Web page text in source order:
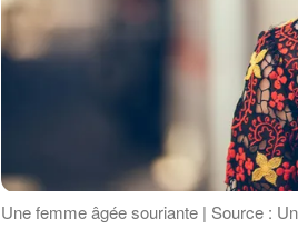
Une femme âgée souriante | Source :